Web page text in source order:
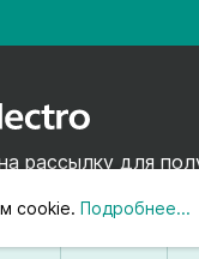
рассылку для
cookie. Подробнее...